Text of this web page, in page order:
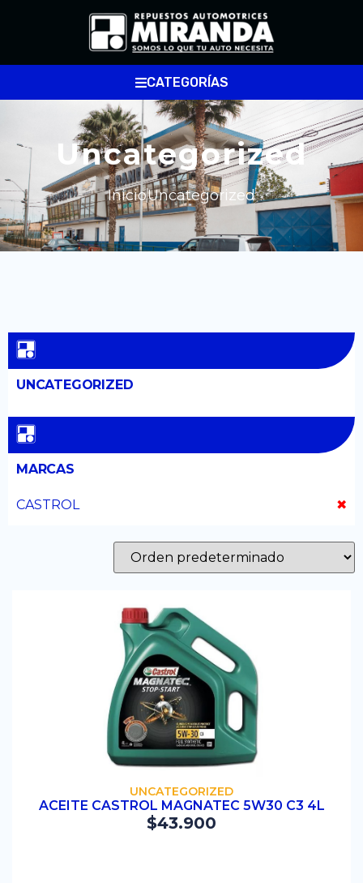
CATEGORÍAS
Uncategorized
InicioUncategorized
UNCATEGORIZED
MARCAS
CASTROL
UNCATEGORIZED
ACEITE CASTROL MAGNATEC 5W30 C3 4L
$43.900